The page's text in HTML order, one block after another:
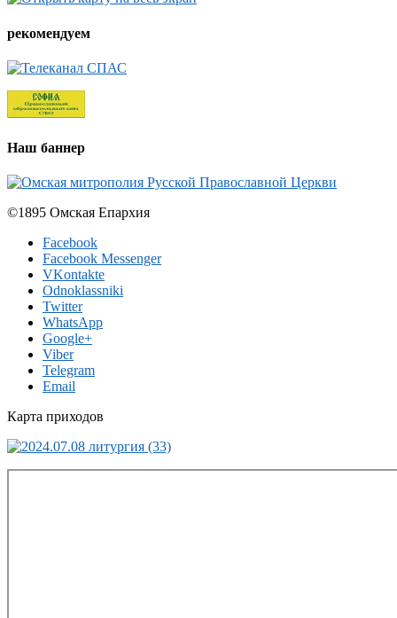
рекомендуем
Наш баннер
©1895 Омская Епархия
Facebook
Facebook Messenger
VKontakte
Odnoklassniki
Twitter
WhatsApp
Google+
Viber
Telegram
Email
Карта приходов